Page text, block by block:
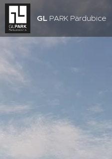
GL PARK Pardubice